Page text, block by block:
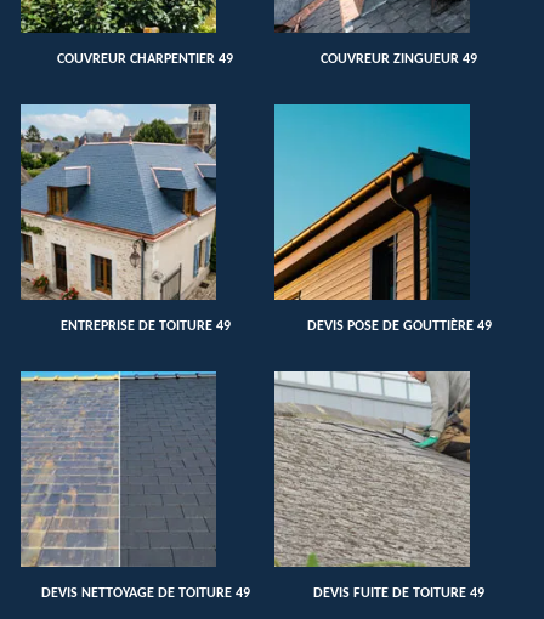
COUVREUR CHARPENTIER 49 COUVREUR ZINGUEUR 49
ENTREPRISE DE TOITURE 49 DEVIS POSE DE GOUTTIÈRE 49
DEVIS NETTOYAGE DE TOITURE 49 DEVIS FUITE DE TOITURE 49